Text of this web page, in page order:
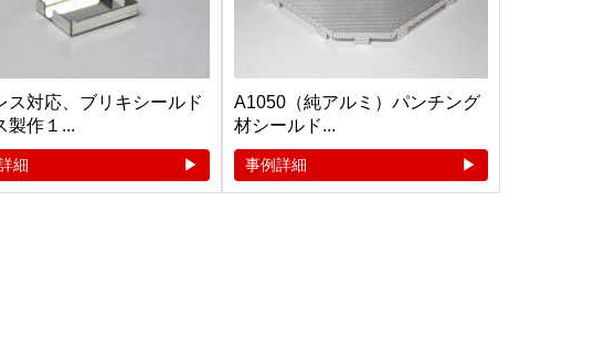
ス対応、ブリキシールド
製作１...
細
A1050（純アルミ）パンチング
材シールド...
事例詳細